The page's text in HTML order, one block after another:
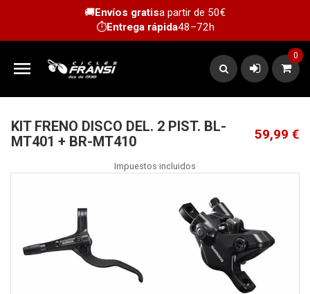
🚚Envíos gratisa partir de 50€
⏱️Entrega rápida48–72h

0
KIT FRENO DISCO DEL. 2 PIST. BL-
MT401 + BR-MT410
59,99 €
Impuestos incluidos